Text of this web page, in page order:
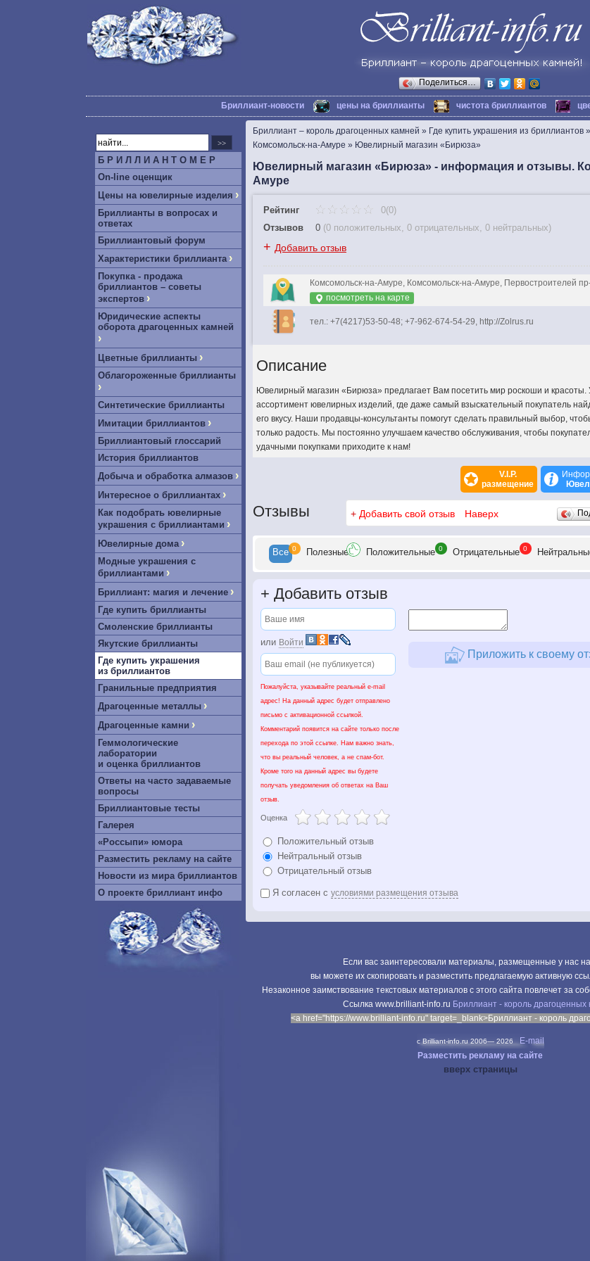
Поделиться…
Бриллиант-новости цены на бриллианты чистота бриллиантов
Б Р И Л Л И А Н Т О М Е Р
On-line оценщик
Цены на ювелирные изделия ›
Бриллианты в вопросах и
ответах
Бриллиантовый форум
Характеристики бриллианта ›
Покупка - продажа
бриллиантов – советы
экспертов ›
Юридические аспекты
оборота драгоценных камней
›
Цветные бриллианты ›
Облагороженные бриллианты
›
Синтетические бриллианты
Имитации бриллиантов ›
Бриллиантовый глоссарий
История бриллиантов
Добыча и обработка алмазов ›
Интересное о бриллиантах ›
Как подобрать ювелирные
украшения с бриллиантами ›
Ювелирные дома ›
Модные украшения с
бриллиантами ›
Бриллиант: магия и лечение ›
Где купить бриллианты
Смоленские бриллианты
Якутские бриллианты
Где купить украшения
из бриллиантов
Гранильные предприятия
Драгоценные металлы ›
Драгоценные камни ›
Геммологические
лаборатории
и оценка бриллиантов
Ответы на часто задаваемые
вопросы
Бриллиантовые тесты
Галерея
«Россыпи» юмора
Разместить рекламу на сайте
Новости из мира бриллиантов
О проекте бриллиант инфо
Бриллиант – король драгоценных камней » Где купить украшения из бриллиантов »
Комсомольск-на-Амуре » Ювелирный магазин «Бирюза»
Ювелирный магазин «Бирюза» - информация и отзывы.
Амуре
Рейтинг
0(0)
Отзывов
0 (0 положительных, 0 отрицательных, 0 нейтральных)
+ Добавить отзыв
Комсомольск-на-Амуре, Комсомольск-на-Амуре, Первостроителей
посмотреть на карте
тел.: +7(4217)53-50-48; +7-962-674-54-29, http://Zolrus.ru
Описание
Ювелирный магазин «Бирюза» предлагает Вам посетить мир роскоши и красоты.
ассортимент ювелирных изделий, где даже самый взыскательный покупатель
его вкусу. Наши продавцы-консультанты помогут сделать правильный выбор,
только радость. Мы постоянно улучшаем качество обслуживания, чтобы
удачными покупками приходите к нам!
V.I.P.
размещение
Отзывы + Добавить свой отзыв Наверх
Все 0 Полезные Положительные 0 Отрицательные 0 Нейтр
+ Добавить отзыв
или Войти
Пожалуйста, указывайте реальный e-mail
адрес! На данный адрес будет отправлено
письмо с активационной ссылкой.
Комментарий появится на сайте только после
перехода по этой ссылке. Нам важно знать,
что вы реальный человек, а не спам-бот.
Кроме того на данный адрес вы будете
получать уведомления об ответах на Ваш
отзыв.
Оценка
Положительный отзыв
Нейтральный отзыв
Отрицательный отзыв
Приложить к своему
Я согласен с условиями размещения отзыва
Если вас заинтересовали материалы, размещенные у нас на
вы можете их скопировать и разместить предлагаемую активную
Незаконное заимствование текстовых материалов с этого сайта повлечет за
Cсылка www.brilliant-info.ru Бриллиант - король драгоценных
<a href="https://www.brilliant-info.ru" target=_blank>Бриллиант - король
c Brilliant-info.ru 2006— 2026
E-mail
Разместить рекламу на сайте
вверх страницы